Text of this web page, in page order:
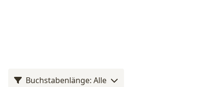
Buchstabenlänge: Alle